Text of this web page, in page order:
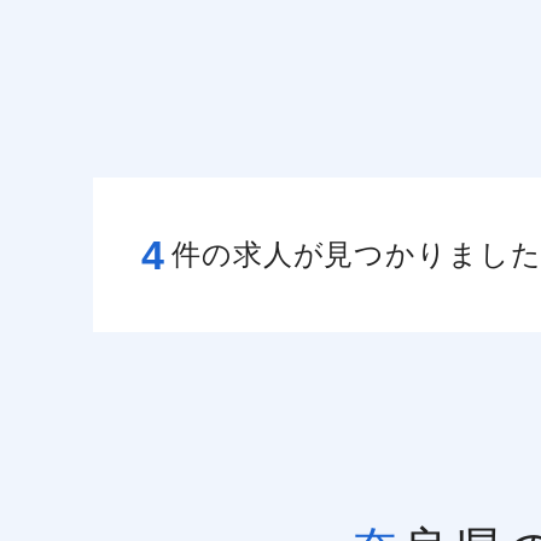
4 件の求人が見つかりました